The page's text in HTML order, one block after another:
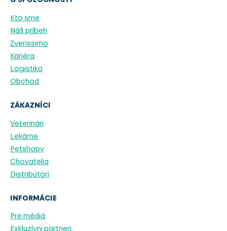
Kto sme
Náš príbeh
Zverissimo
Kariéra
Logistika
Obchod
ZÁKAZNÍCI
Veterinári
Lekárne
Petshopy
Chovatelia
Distribútori
INFORMÁCIE
Pre médiá
Exkluzívni partneri